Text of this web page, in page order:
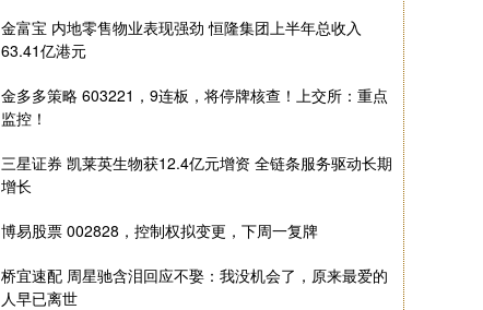
金富宝 内地零售物业表现强劲 恒隆集团上半年总收入
63.41亿港元
金多多策略 603221，9连板，将停牌核查！上交所：重点
监控！
三星证券 凯莱英生物获12.4亿元增资 全链条服务驱动长期
增长
博易股票 002828，控制权拟变更，下周一复牌
桥宜速配 周星驰含泪回应不娶：我没机会了，原来最爱的
人早已离世